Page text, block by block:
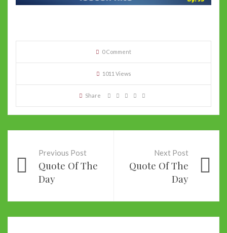
0 Comment
1011 Views
Share
Previous Post
Quote Of The
Day
Next Post
Quote Of The
Day